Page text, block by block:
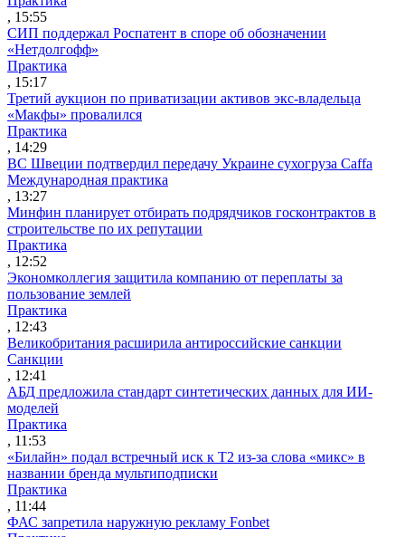
, 15:55
СИП поддержал Роспатент в споре об обозначении
«Нетдолгофф»
Практика
, 15:17
Третий аукцион по приватизации активов экс-владельца
«Макфы» провалился
Практика
, 14:29
ВС Швеции подтвердил передачу Украине сухогруза Caffa
Международная практика
, 13:27
Минфин планирует отбирать подрядчиков госконтрактов в
строительстве по их репутации
Практика
, 12:52
Экономколлегия защитила компанию от переплаты за
пользование землей
Практика
, 12:43
Великобритания расширила антироссийские санкции
Санкции
, 12:41
АБД предложила стандарт синтетических данных для ИИ-
моделей
Практика
, 11:53
«Билайн» подал встречный иск к Т2 из-за слова «микс» в
названии бренда мультиподписки
Практика
, 11:44
ФАС запретила наружную рекламу Fonbet